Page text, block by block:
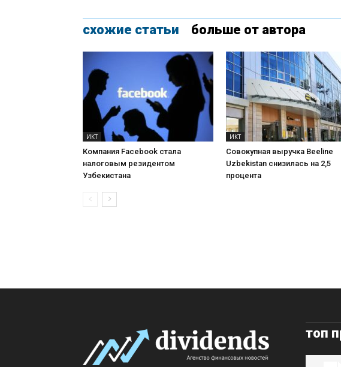
схожие статьи больше от автора
ИКТ
Компания Facebook стала
налоговым резидентом
Узбекистана
ИКТ
Совокупная выручка Beeline
Uzbekistan снизилась на 2,5
процента
топ